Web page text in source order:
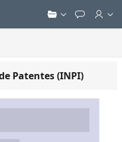
Patentes (INPI)